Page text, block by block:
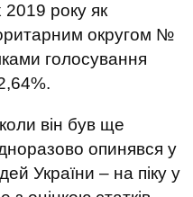
року як
округом №
голосування
він був ще
опинявся у
України – на піку у